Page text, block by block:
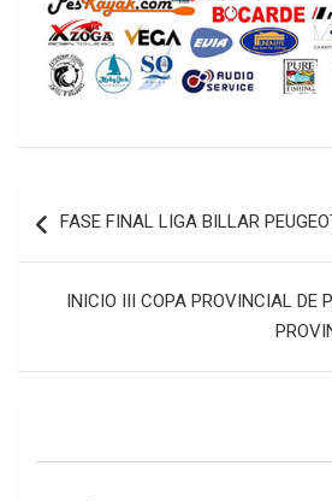
de
FASE FINAL LIGA BILLAR
INICIO III COPA PROVINCIAL DE